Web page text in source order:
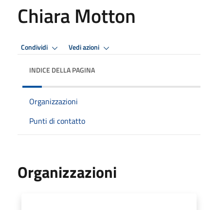
Chiara Motton
Condividi Vedi azioni
INDICE DELLA PAGINA
Organizzazioni
Punti di contatto
Organizzazioni